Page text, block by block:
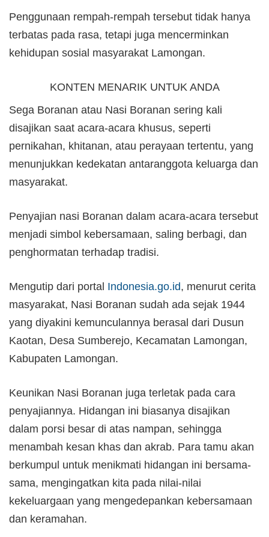
Penggunaan rempah-rempah tersebut tidak hanya
terbatas pada rasa, tetapi juga mencerminkan
kehidupan sosial masyarakat Lamongan.
KONTEN MENARIK UNTUK ANDA
Sega Boranan atau Nasi Boranan sering kali
disajikan saat acara-acara khusus, seperti
pernikahan, khitanan, atau perayaan tertentu, yang
menunjukkan kedekatan antaranggota keluarga dan
masyarakat.
Penyajian nasi Boranan dalam acara-acara tersebut
menjadi simbol kebersamaan, saling berbagi, dan
penghormatan terhadap tradisi.
Mengutip dari portal Indonesia.go.id, menurut cerita
masyarakat, Nasi Boranan sudah ada sejak 1944
yang diyakini kemunculannya berasal dari Dusun
Kaotan, Desa Sumberejo, Kecamatan Lamongan,
Kabupaten Lamongan.
Keunikan Nasi Boranan juga terletak pada cara
penyajiannya. Hidangan ini biasanya disajikan
dalam porsi besar di atas nampan, sehingga
menambah kesan khas dan akrab. Para tamu akan
berkumpul untuk menikmati hidangan ini bersama-
sama, mengingatkan kita pada nilai-nilai
kekeluargaan yang mengedepankan kebersamaan
dan keramahan.